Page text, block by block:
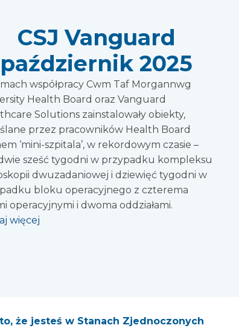
CSJ Vanguard
październik 2025
współpracy Cwm Taf Morgannwg
Health Board oraz Vanguard
Solutions zainstalowały obiekty,
przez pracowników Health Board
‘mini-szpitala’, w rekordowym czasie –
sześć tygodni w przypadku kompleksu
dwuzadaniowej i dziewięć tygodni w
bloku operacyjnego z czterema
operacyjnymi i dwoma oddziałami.
więcej
że jesteś w Stanach Zjednoczonych